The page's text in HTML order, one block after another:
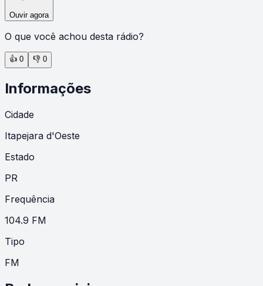
Ouvir agora
O que você achou desta rádio?
👍 0 👎 0
Informações
Cidade
Itapejara d'Oeste
Estado
PR
Frequência
104.9 FM
Tipo
FM